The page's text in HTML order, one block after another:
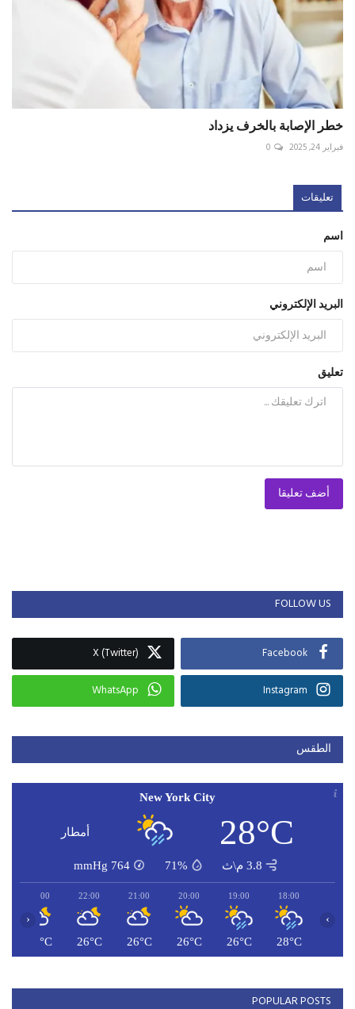
خطر الإصابة بالخرف يزداد
فبراير 24, 2025 0
تعليقات
اسم
البريد الإلكتروني
تعليق
أضف تعليقا
FOLLOW US
Facebook
X (Twitter)
Instagram
WhatsApp
الطقس
New York City
28°C أمطار
3.8 م\ث 71%
764
mmHg
18:00
28°C
19:00
26°C
20:00
26°C
21:00
26°C
22:00
26°C
23:00
26°C
‹ ›
POPULAR POSTS